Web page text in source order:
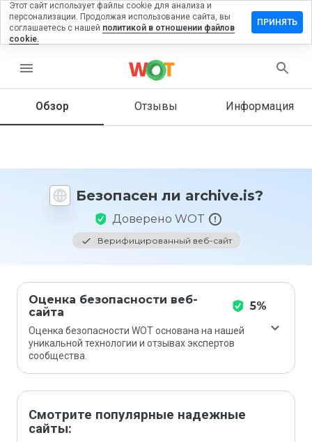
menu
Обзор Отзывы Информация
Безопасен ли archive.is?
Доверено WOT
Верифицированный веб-сайт
Оценка безопасности веб-
сайта
5%
Оценка безопасности WOT основана на нашей
уникальной технологии и отзывах экспертов
сообщества.
Смотрите популярные надежные
сайты:
на
Как бы
этот
Этот сайт использует файлы cookie для анализа и
персонализации. Продолжая использование сайта, вы
соглашаетесь с нашей политикой в отношении файлов
cookie.
ПРИНЯТЬ